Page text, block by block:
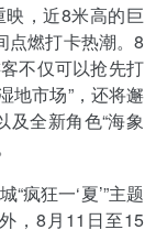
，近8米高的巨
点燃打卡热潮。8
不仅可以抢先打
地市场”，还将邂
及全新角色“海象
疯狂一‘夏’”主题
，8月11日至15